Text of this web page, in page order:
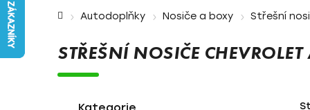
Domů Autodoplňky Nosiče a boxy Střešní
STŘEŠNÍ NOSIČE